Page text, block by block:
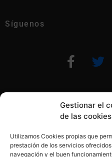
Gestionar el
de las cookies
Utilizamos Cookies propias que
prestación de los servicios
navegación y el buen
Síguenos
Otras formas de ayudar